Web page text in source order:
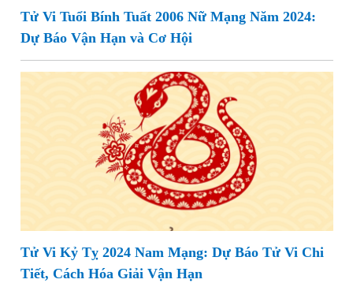
Tử Vi Tuổi Bính Tuất 2006 Nữ Mạng Năm 2024:
Dự Báo Vận Hạn và Cơ Hội
Tử Vi Kỷ Tỵ 2024 Nam Mạng: Dự Báo Tử Vi Chi
Tiết, Cách Hóa Giải Vận Hạn